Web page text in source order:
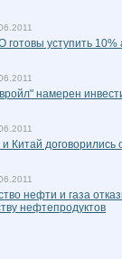
готовы уступить 10%
намерен
и Китай
нефти и газа
нефтепродуктов